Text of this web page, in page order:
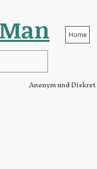
Home
Anonym und